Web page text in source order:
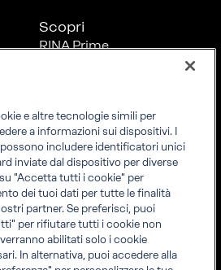
Scopri
RINA Prime
Informati
Informazioni legali
Compliance
Governance
Whistleblowing
e altre tecnologie simili per
a informazioni sui dispositivi. I
includere identificatori unici
inviate dal dispositivo per diverse
"Accetta tutti i cookie" per
dei tuoi dati per tutte le finalità
partner. Se preferisci, puoi
per rifiutare tutti i cookie non
abilitati solo i cookie
In alternativa, puoi accedere alla